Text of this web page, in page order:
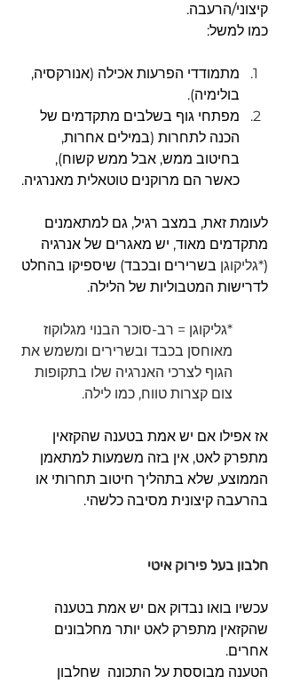
קיצוני/הרעבה.
כמו למשל:
מתמודדי הפרעות אכילה (אנורקסיה,
בולימיה).
מפתחי גוף בשלבים מתקדמים של
הכנה לתחרות (במילים אחרות,
בחיטוב ממש, אבל ממש קשוח),
כאשר הם מרוקנים טוטאלית מאנרגיה.
לעומת זאת, במצב רגיל, גם למתאמנים
מתקדמים מאוד, יש מאגרים של אנרגיה
(*גליקוגן בשרירים ובכבד) שיספיקו בהחלט
לדרישות המטבוליות של הלילה.
*גליקוגן = רב-סוכר הבנוי מגלוקוז
מאוחסן בכבד ובשרירים ומשמש את
הגוף לצרכי האנרגיה שלו בתקופות
צום קצרות טווח, כמו לילה.
אז אפילו אם יש אמת בטענה שהקזאין
מתפרק לאט, אין בזה משמעות למתאמן
הממוצע, שלא בתהליך חיטוב תחרותי או
בהרעבה קיצונית מסיבה כלשהי.
חלבון בעל פירוק איטי
עכשיו בואו נבדוק אם יש אמת בטענה
שהקזאין מתפרק לאט יותר מחלבונים
אחרים.
הטענה מבוססת על התכונה  שחלבון